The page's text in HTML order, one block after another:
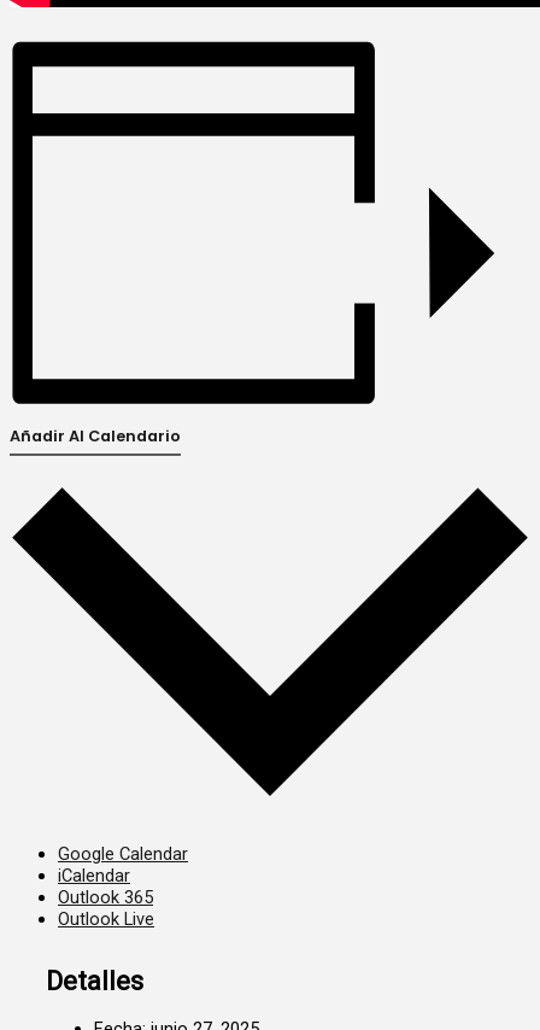
Añadir Al Calendario
Google Calendar
iCalendar
Outlook 365
Outlook Live
Detalles